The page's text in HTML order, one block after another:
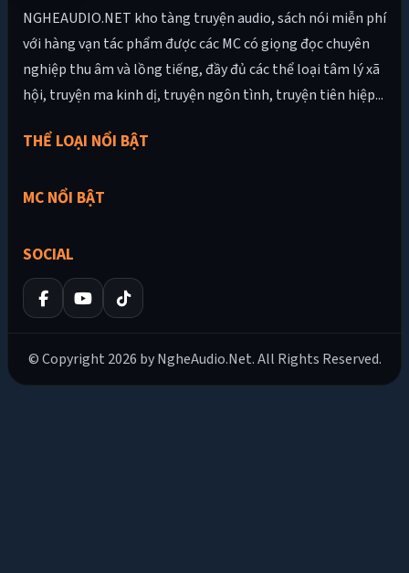
NGHEAUDIO.NET kho tàng truyện audio, sách nói miễn phí
với hàng vạn tác phẩm được các MC có giọng đọc chuyên
nghiệp thu âm và lồng tiếng, đầy đủ các thể loại tâm lý xã
hội, truyện ma kinh dị, truyện ngôn tình, truyện tiên hiệp...
THỂ LOẠI NỔI BẬT
MC NỔI BẬT
SOCIAL
© Copyright 2026 by NgheAudio.Net. All Rights Reserved.